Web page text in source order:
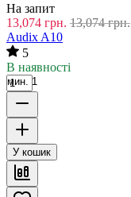
На запит
13,074 грн. 13,074 грн.
Audix A10
5
В наявності
мин. 1
У кошик